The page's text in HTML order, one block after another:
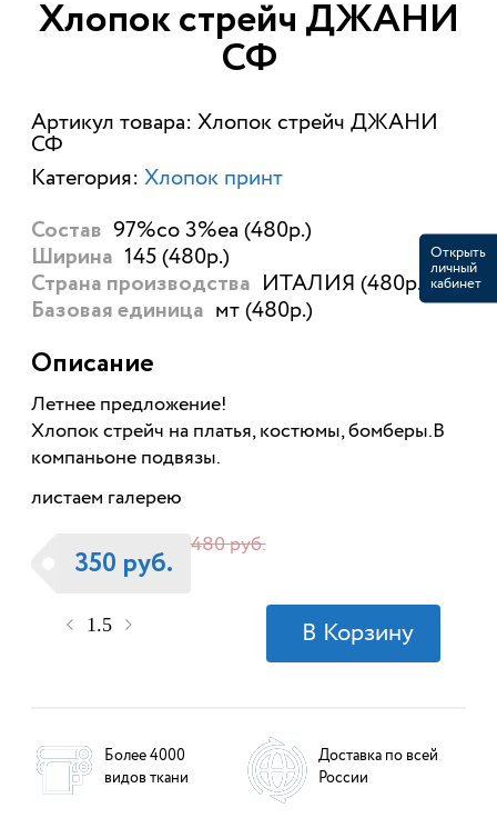
Хлопок стрейч ДЖАНИ
СФ
Артикул товара: Хлопок стрейч ДЖАНИ
СФ
Категория: Хлопок принт
Состав 97%со 3%еа (480р.)
Ширина 145 (480р.)
Страна производства ИТАЛИЯ (480р.)
Базовая единица мт (480р.)
Описание
Летнее предложение!
Хлопок стрейч на платья, костюмы, бомберы.В
компаньоне подвязы.
листаем галерею
480 руб.
350 руб.
Более 4000
видов ткани
Доставка по всей
России
Открыть
личный
кабинет